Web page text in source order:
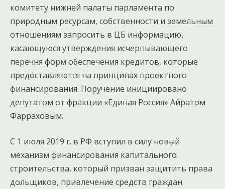
комитету нижней палаты парламента по
природным ресурсам, собственности и земельным
отношениям запросить в ЦБ информацию,
касающуюся утверждения исчерпывающего
перечня форм обеспечения кредитов, которые
предоставляются на принципах проектного
финансирования. Поручение инициировано
депутатом от фракции «Единая Россия» Айратом
Фарраховым.
С 1 июля 2019 г. в РФ вступил в силу новый
механизм финансирования капитального
строительства, который призван защитить права
дольщиков, привлечение средств граждан